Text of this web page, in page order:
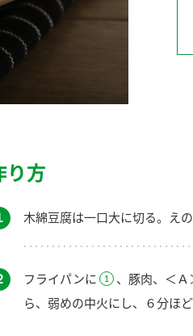
り方
木綿豆腐は一口大に切る。え
フライパンに
、豚肉、＜
ら、弱めの中火にし、６分ほど